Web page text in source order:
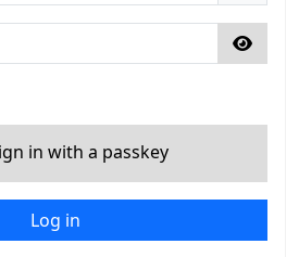
Show
in with a passkey
Log in